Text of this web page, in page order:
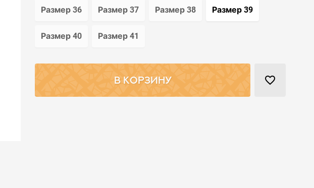
Размер 36 Размер 37 Размер 38 Размер 39
Размер 40 Размер 41
В КОРЗИНУ favorite_border